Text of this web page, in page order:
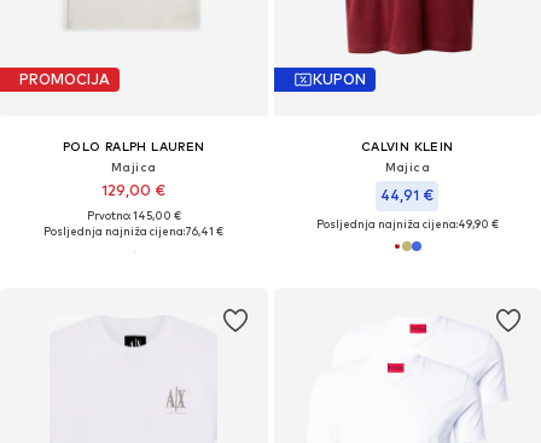
PROMOCIJA
POLO RALPH LAUREN
Majica
129,00 €
Prvotno: 145,00 €
Posljednja najniža cijena:76,41 €
KUPON
CALVIN KLEIN
Majica
44,91 €
Posljednja najniža cijena:49,90 €